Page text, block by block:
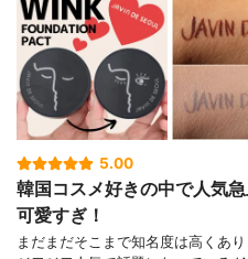
5.00
韓国コスメ好きの中で人気
可愛すぎ！
まだまだそこまで知名度は高くあ